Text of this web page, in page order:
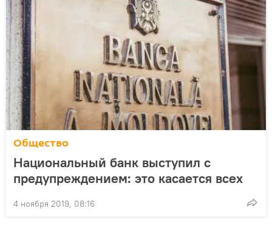
Общество
Национальный банк выступил с
предупреждением: это касается всех
4 ноября 2019, 08:16